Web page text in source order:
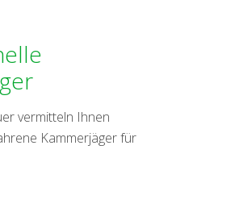
vermitteln Ihnen
Kammerjäger für